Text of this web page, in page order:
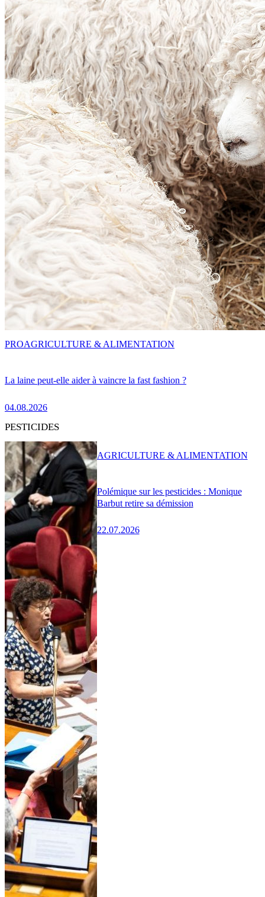
La laine peut-elle aider à vaincre la fast fashion ?
04.08.2026
PROAGRICULTURE & ALIMENTATION
PESTICIDES
Polémique sur les pesticides : Monique
Barbut retire sa démission
22.07.2026
AGRICULTURE & ALIMENTATION